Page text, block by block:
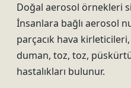
Doğal aerosol örnekleri
İnsanlara bağlı aerosol
parçacık hava
duman, toz, toz,
hastalıkları bulunur.